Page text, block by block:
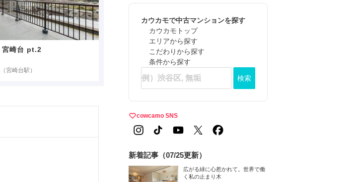
宮崎台 pt.2
（宮崎台駅）
カウカモで中古マンションを探す
カウカモトップ
エリアから探す
こだわりから探す
条件から探す
検索
cowcamo SNS
新着記事（07/25更新）
広がる緑に心惹かれて。世界で働
く私の止まり木